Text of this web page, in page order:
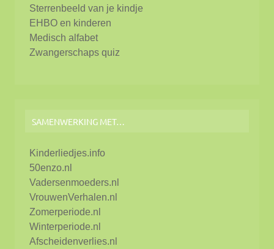
Sterrenbeeld van je kindje
EHBO en kinderen
Medisch alfabet
Zwangerschaps quiz
SAMENWERKING MET…
Kinderliedjes.info
50enzo.nl
Vadersenmoeders.nl
VrouwenVerhalen.nl
Zomerperiode.nl
Winterperiode.nl
Afscheidenverlies.nl